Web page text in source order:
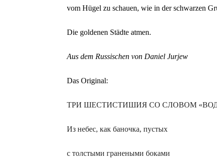
vom Hügel zu schauen, wie in der schwarzen
Die goldenen Städte atmen.
Aus dem Russischen von Daniel Jurjew
Das Original:
ТРИ ШЕСТИСТИШИЯ СО СЛОВОМ
Из небес, как баночка, пустых
с толстыми гранеными боками